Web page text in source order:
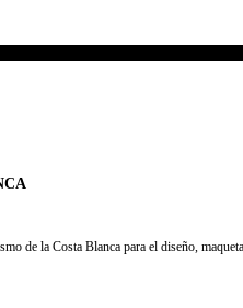
de la Costa Blanca para el diseño,